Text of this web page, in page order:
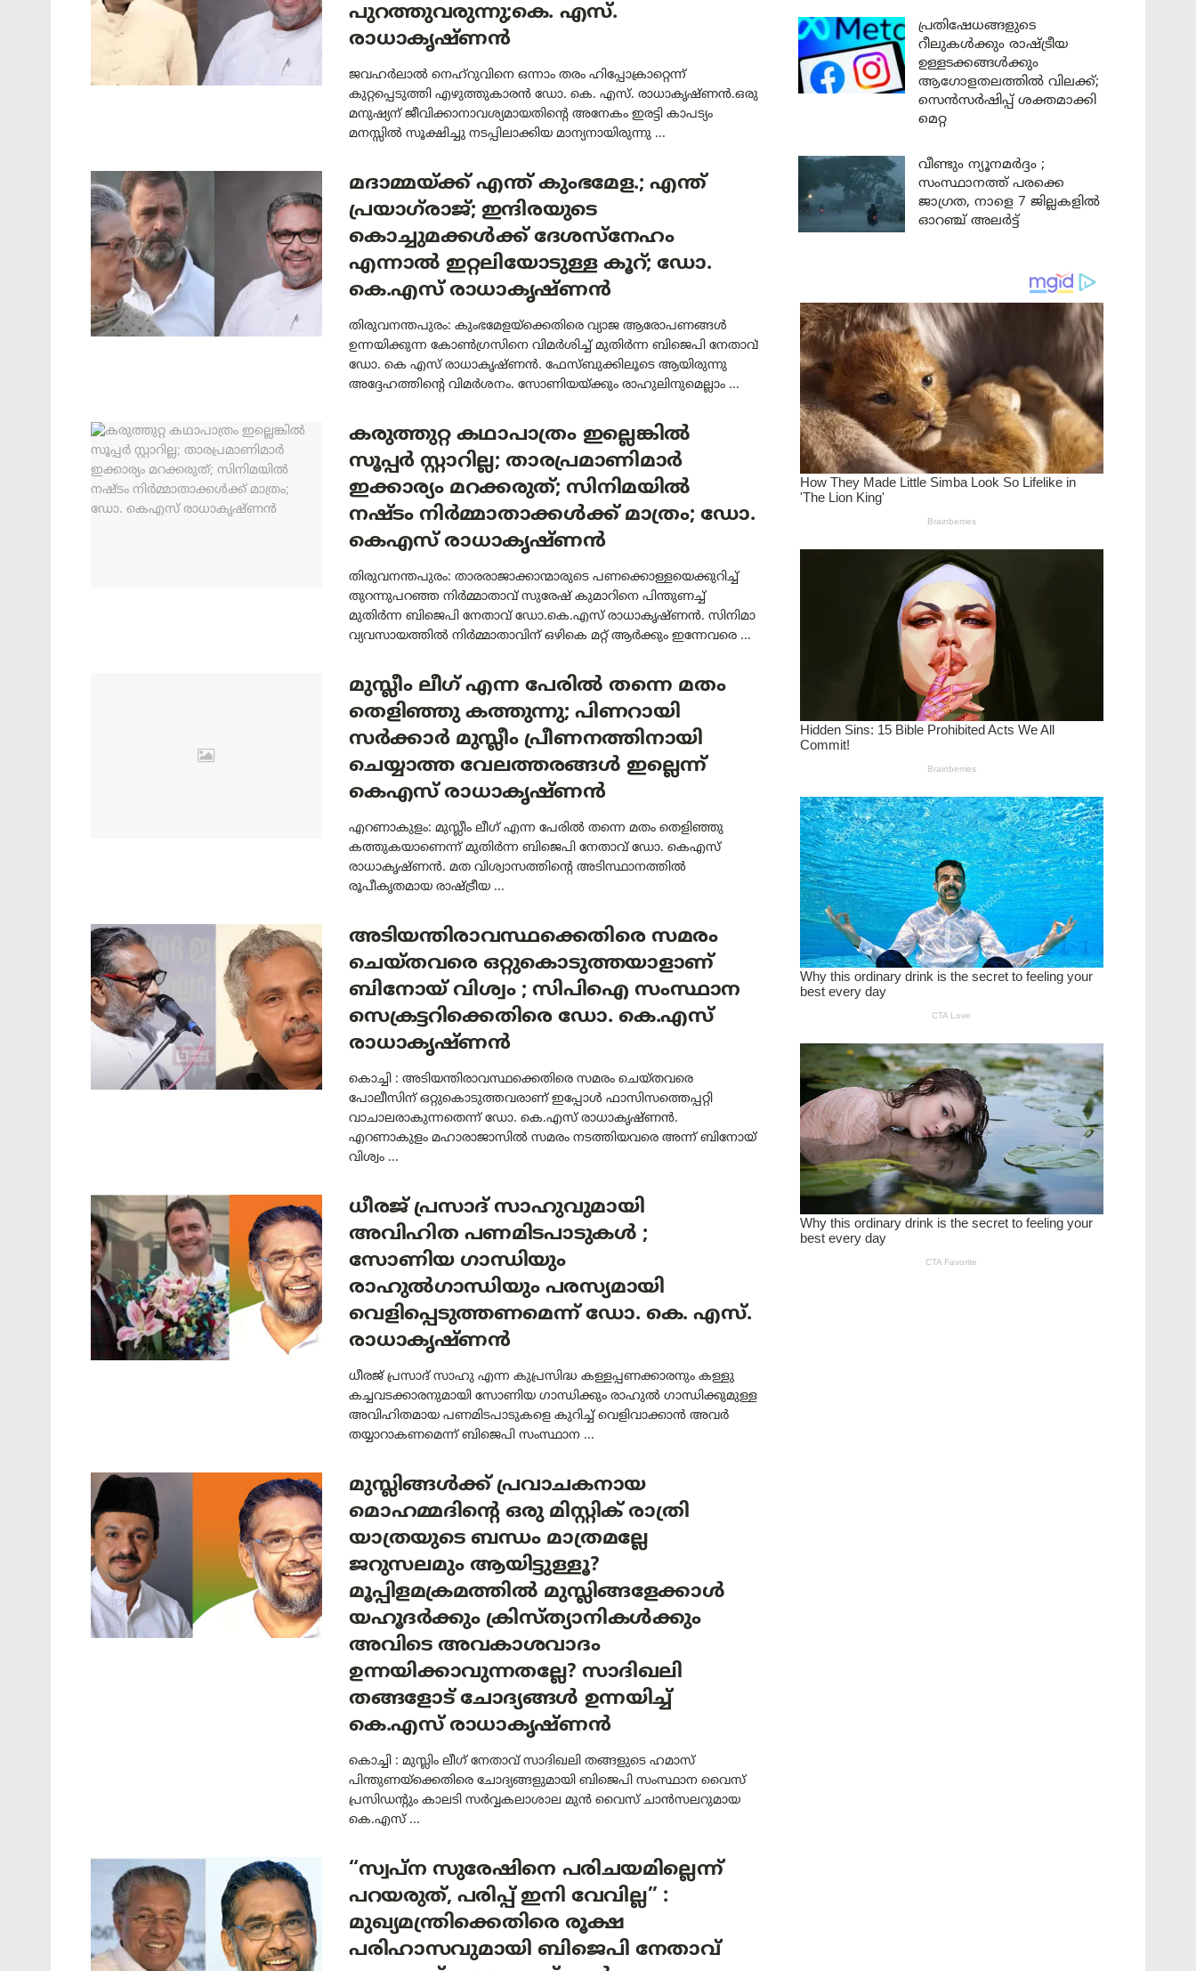
പുറത്തുവരുന്നു;കെ. എസ്.
രാധാകൃഷ്ണൻ
ജവഹർലാൽ നെഹ്റുവിനെ ഒന്നാം തരം ഹിപ്പോക്രാറ്റെന്ന്
കുറ്റപ്പെടുത്തി എഴുത്തുകാരൻ ഡോ. കെ. എസ്. രാധാകൃഷ്ണൻ.ഒരു
മനുഷ്യന് ജീവിക്കാനാവശ്യമായതിൻ്റെ അനേകം ഇരട്ടി കാപട്യം
മനസ്സിൽ സൂക്ഷിച്ചു നടപ്പിലാക്കിയ മാന്യനായിരുന്നു ...
മദാമ്മയ്ക്ക് എന്ത് കുംഭമേള.; എന്ത്
പ്രയാഗ്‌രാജ്; ഇന്ദിരയുടെ
കൊച്ചുമക്കൾക്ക് ദേശസ്‌നേഹം
എന്നാൽ ഇറ്റലിയോടുള്ള കൂറ്; ഡോ.
കെ.എസ് രാധാകൃഷ്ണൻ
തിരുവനന്തപുരം: കുംഭമേളയ്‌ക്കെതിരെ വ്യാജ ആരോപണങ്ങൾ
ഉന്നയിക്കുന്ന കോൺഗ്രസിനെ വിമർശിച്ച് മുതിർന്ന ബിജെപി നേതാവ്
ഡോ. കെ എസ് രാധാകൃഷ്ണൻ. ഫേസ്ബുക്കിലൂടെ ആയിരുന്നു
അദ്ദേഹത്തിന്റെ വിമർശനം. സോണിയയ്ക്കും രാഹുലിനുമെല്ലാം ...
കരുത്തുറ്റ കഥാപാത്രം ഇല്ലെങ്കിൽ
സൂപ്പർ സ്റ്റാറില്ല; താരപ്രമാണിമാർ
ഇക്കാര്യം മറക്കരുത്; സിനിമയിൽ
നഷ്ടം നിർമ്മാതാക്കൾക്ക് മാത്രം; ഡോ.
കെഎസ് രാധാകൃഷ്ണൻ
തിരുവനന്തപുരം: താരരാജാക്കാന്മാരുടെ പണക്കൊള്ളയെക്കുറിച്ച്
തുറന്നുപറഞ്ഞ നിർമ്മാതാവ് സുരേഷ് കുമാറിനെ പിന്തുണച്ച്
മുതിർന്ന ബിജെപി നേതാവ് ഡോ.കെ.എസ് രാധാകൃഷ്ണൻ. സിനിമാ
വ്യവസായത്തിൽ നിർമ്മാതാവിന് ഒഴികെ മറ്റ് ആർക്കും ഇന്നേവരെ ...
മുസ്ലീം ലീഗ് എന്ന പേരിൽ തന്നെ മതം
തെളിഞ്ഞു കത്തുന്നു; പിണറായി
സർക്കാർ മുസ്ലീം പ്രീണനത്തിനായി
ചെയ്യാത്ത വേലത്തരങ്ങൾ ഇല്ലെന്ന്
കെഎസ് രാധാകൃഷ്ണൻ
എറണാകുളം: മുസ്ലീം ലീഗ് എന്ന പേരിൽ തന്നെ മതം തെളിഞ്ഞു
കത്തുകയാണെന്ന് മുതിർന്ന ബിജെപി നേതാവ് ഡോ. കെഎസ്
രാധാകൃഷ്ണൻ. മത വിശ്വാസത്തിന്റെ അടിസ്ഥാനത്തിൽ
രൂപീകൃതമായ രാഷ്ട്രീയ ...
അടിയന്തിരാവസ്ഥക്കെതിരെ സമരം
ചെയ്തവരെ ഒറ്റുകൊടുത്തയാളാണ്
ബിനോയ് വിശ്വം ; സിപിഐ സംസ്ഥാന
സെക്രട്ടറിക്കെതിരെ ഡോ. കെ.എസ്
രാധാകൃഷ്ണൻ
കൊച്ചി : അടിയന്തിരാവസ്ഥക്കെതിരെ സമരം ചെയ്തവരെ
പോലീസിന് ഒറ്റുകൊടുത്തവരാണ് ഇപ്പോൾ ഫാസിസത്തെപ്പറ്റി
വാചാലരാകുന്നതെന്ന് ഡോ. കെ.എസ് രാധാകൃഷ്ണൻ.
എറണാകുളം മഹാരാജാസിൽ സമരം നടത്തിയവരെ അന്ന് ബിനോയ്
വിശ്വം ...
ധീരജ് പ്രസാദ് സാഹുവുമായി
അവിഹിത പണമിടപാടുകൾ ;
സോണിയ ഗാന്ധിയും
രാഹുൽഗാന്ധിയും പരസ്യമായി
വെളിപ്പെടുത്തണമെന്ന് ഡോ. കെ. എസ്.
രാധാകൃഷ്ണൻ
ധീരജ് പ്രസാദ് സാഹു എന്ന കുപ്രസിദ്ധ കള്ളപ്പണക്കാരനും കള്ളു
കച്ചവടക്കാരനുമായി സോണിയ ഗാന്ധിക്കും രാഹുൽ ഗാന്ധിക്കുമുള്ള
അവിഹിതമായ പണമിടപാടുകളെ കുറിച്ച് വെളിവാക്കാൻ അവർ
തയ്യാറാകണമെന്ന് ബിജെപി സംസ്ഥാന ...
മുസ്ലിങ്ങൾക്ക് പ്രവാചകനായ
മൊഹമ്മദിന്റെ ഒരു മിസ്റ്റിക് രാത്രി
യാത്രയുടെ ബന്ധം മാത്രമല്ലേ
ജറുസലമും ആയിട്ടുള്ളൂ?
മൂപ്പിളമക്രമത്തിൽ മുസ്ലിങ്ങളേക്കാൾ
യഹൂദർക്കും ക്രിസ്ത്യാനികൾക്കും
അവിടെ അവകാശവാദം
ഉന്നയിക്കാവുന്നതല്ലേ? സാദിഖലി
തങ്ങളോട് ചോദ്യങ്ങൾ ഉന്നയിച്ച്
കെ.എസ് രാധാകൃഷ്ണൻ
കൊച്ചി : മുസ്ലിം ലീഗ് നേതാവ് സാദിഖലി തങ്ങളുടെ ഹമാസ്
പിന്തുണയ്ക്കെതിരെ ചോദ്യങ്ങളുമായി ബിജെപി സംസ്ഥാന വൈസ്
പ്രസിഡന്റും കാലടി സർവ്വകലാശാല മുൻ വൈസ് ചാൻസലറുമായ
കെ.എസ് ...
“സ്വപ്ന സുരേഷിനെ പരിചയമില്ലെന്ന്
പറയരുത്, പരിപ്പ് ഇനി വേവില്ല” :
മുഖ്യമന്ത്രിക്കെതിരെ രൂക്ഷ
പരിഹാസവുമായി ബിജെപി നേതാവ്
പ്രതിഷേധങ്ങളുടെ
റീലുകൾക്കും രാഷ്ട്രീയ
ഉള്ളടക്കങ്ങൾക്കും
ആഗോളതലത്തിൽ വിലക്ക്;
സെൻസർഷിപ്പ് ശക്തമാക്കി
മെറ്റ
വീണ്ടും ന്യൂനമർദ്ദം ;
സംസ്ഥാനത്ത് പരക്കെ
ജാഗ്രത, നാളെ 7 ജില്ലകളിൽ
ഓറഞ്ച് അലർട്ട്